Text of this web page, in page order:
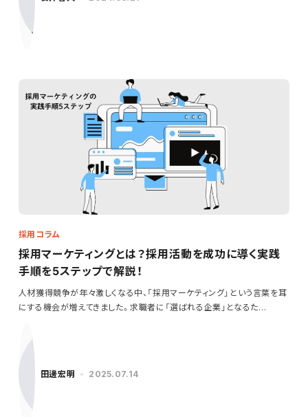
採用コラム
採用マーケティングとは？採用活動を成功に導く実践
手順を5ステップで解説！
人材獲得競争が年々激しくなる中、「採用マーケティング」という言葉を耳
にする機会が増えてきました。求職者に「選ばれる企業」となるた…
田邊宏明 2025.07.14